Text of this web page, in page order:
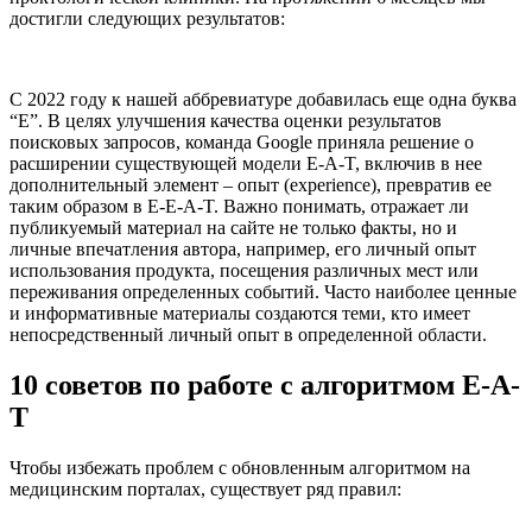
достигли следующих результатов:
C 2022 году к нашей аббревиатуре добавилась еще одна буква
“Е”. В целях улучшения качества оценки результатов
поисковых запросов, команда Google приняла решение о
расширении существующей модели E-A-T, включив в нее
дополнительный элемент – опыт (experience), превратив ее
таким образом в E-E-A-T. Важно понимать, отражает ли
публикуемый материал на сайте не только факты, но и
личные впечатления автора, например, его личный опыт
использования продукта, посещения различных мест или
переживания определенных событий. Часто наиболее ценные
и информативные материалы создаются теми, кто имеет
непосредственный личный опыт в определенной области.
10 советов по работе с алгоритмом E-A-
T
Чтобы избежать проблем с обновленным алгоритмом на
медицинским порталах, существует ряд правил: